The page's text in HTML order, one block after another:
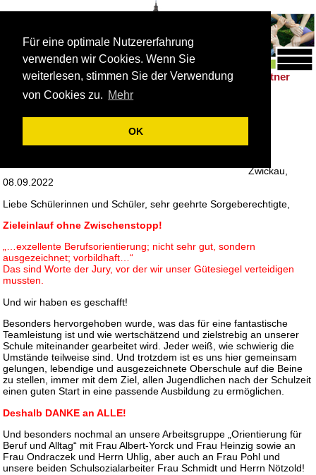
Für eine optimale Nutzererfahrung
verwenden wir Cookies. Wenn Sie
weiterlesen, stimmen Sie der Verwendung
von Cookies zu. Mehr
OK
Schulleben |Förderung | Berufsorientierung Partner
Berufsorientierung
Zwickau,
08.09.2022
Liebe Schülerinnen und Schüler, sehr geehrte Sorgeberechtigte,
Zieleinlauf ohne Zwischenstopp!
„…exzellente Berufsorientierung; nicht sehr gut, sondern
ausgezeichnet; vorbildhaft…“
Das sind Worte der Jury, vor der wir unser Gütesiegel verteidigen
mussten.
Und wir haben es geschafft!
Besonders hervorgehoben wurde, was das für eine fantastische
Teamleistung ist und wie wertschätzend und zielstrebig an unserer
Schule miteinander gearbeitet wird. Jeder weiß, wie schwierig die
Umstände teilweise sind. Und trotzdem ist es uns hier gemeinsam
gelungen, lebendige und ausgezeichnete Oberschule auf die Beine
zu stellen, immer mit dem Ziel, allen Jugendlichen nach der Schulzeit
einen guten Start in eine passende Ausbildung zu ermöglichen.
Deshalb DANKE an ALLE!
Und besonders nochmal an unsere Arbeitsgruppe „Orientierung für
Beruf und Alltag“ mit Frau Albert-Yorck und Frau Heinzig sowie an
Frau Ondraczek und Herrn Uhlig, aber auch an Frau Pohl und
unsere beiden Schulsozialarbeiter Frau Schmidt und Herrn Nötzold!